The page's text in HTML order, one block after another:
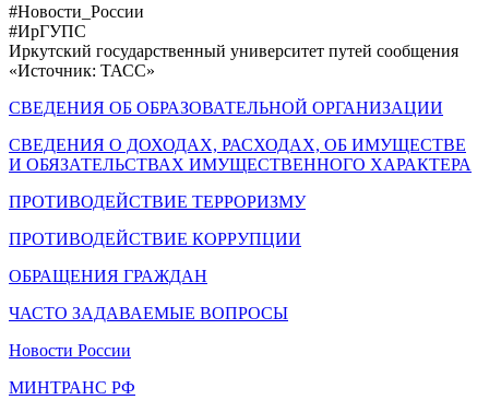
#Новости_России
#ИрГУПС
Иркутский государственный университет путей сообщения
«Источник: ТАСС»
СВЕДЕНИЯ ОБ ОБРАЗОВАТЕЛЬНОЙ ОРГАНИЗАЦИИ
СВЕДЕНИЯ О ДОХОДАХ, РАСХОДАХ, ОБ ИМУЩЕСТВЕ
И ОБЯЗАТЕЛЬСТВАХ ИМУЩЕСТВЕННОГО ХАРАКТЕРА
ПРОТИВОДЕЙСТВИЕ ТЕРРОРИЗМУ
ПРОТИВОДЕЙСТВИЕ КОРРУПЦИИ
ОБРАЩЕНИЯ ГРАЖДАН
ЧАСТО ЗАДАВАЕМЫЕ ВОПРОСЫ
Новости России
МИНТРАНС РФ